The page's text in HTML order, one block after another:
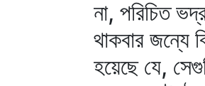
না, পরিচিত
থাকবার জন্যে
হয়েছে যে,